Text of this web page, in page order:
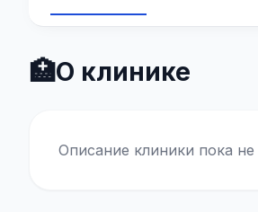
🏥О клинике
Описание клиники пока